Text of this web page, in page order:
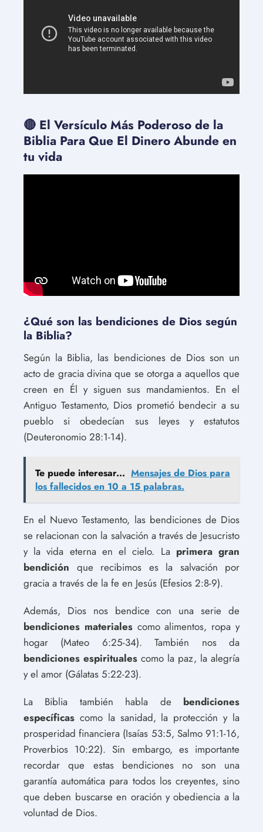
🔴 El Versículo Más Poderoso de la
Biblia Para Que El Dinero Abunde en
tu vida
¿Qué son las bendiciones de Dios según
la Biblia?
Según la Biblia, las bendiciones de Dios son un
acto de gracia divina que se otorga a aquellos que
creen en Él y siguen sus mandamientos. En el
Antiguo Testamento, Dios prometió bendecir a su
pueblo si obedecían sus leyes y estatutos
(Deuteronomio 28:1-14).
Te puede interesar... Mensajes de Dios para
los fallecidos en 10 a 15 palabras.
En el Nuevo Testamento, las bendiciones de Dios
se relacionan con la salvación a través de Jesucristo
y la vida eterna en el cielo. La primera gran
bendición que recibimos es la salvación por
gracia a través de la fe en Jesús (Efesios 2:8-9).
Además, Dios nos bendice con una serie de
bendiciones materialescomo alimentos, ropa y
hogar (Mateo 6:25-34). También nos da
bendiciones espirituales como la paz, la alegría
y el amor (Gálatas 5:22-23).
La Biblia también habla de bendiciones
específicas como la sanidad, la protección y la
prosperidad financiera (Isaías 53:5, Salmo 91:1-16,
Proverbios 10:22). Sin embargo, es importante
recordar que estas bendiciones no son una
garantía automática para todos los creyentes, sino
que deben buscarse en oración y obediencia a la
voluntad de Dios.